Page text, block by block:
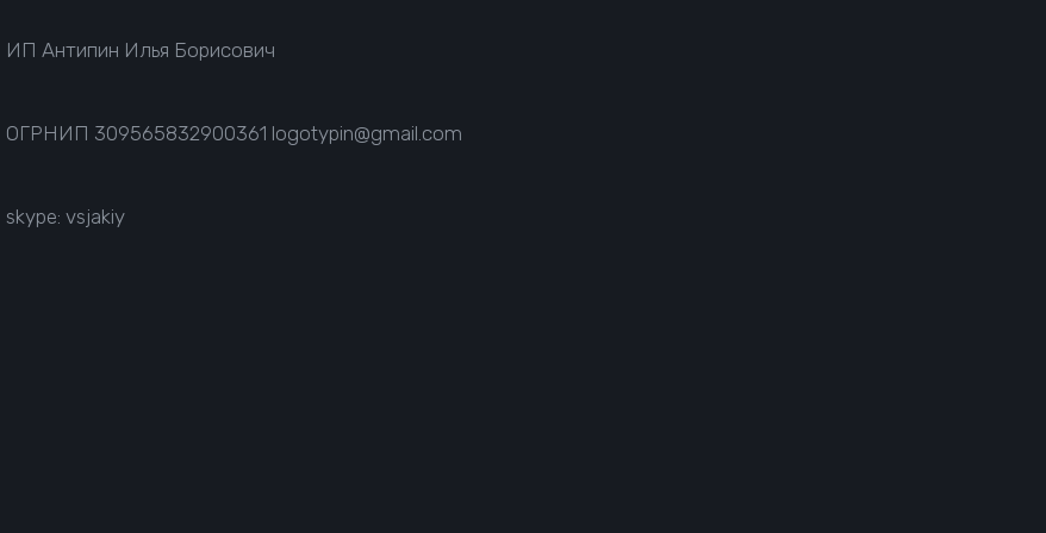
ИП Антипин Илья Борисович
ОГРНИП 309565832900361 logotypin@gmail.com
skype: vsjakiy